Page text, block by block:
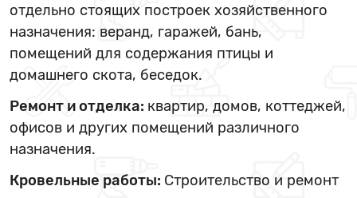
отдельно стоящих построек хозяйственного
назначения: веранд, гаражей, бань,
помещений для содержания птицы и
домашнего скота, беседок.
Ремонт и отделка: квартир, домов, коттеджей,
офисов и других помещений различного
назначения.
Кровельные работы: Строительство и ремонт